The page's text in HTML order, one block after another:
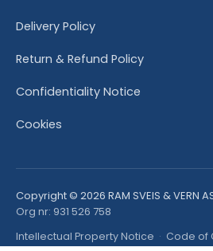
Delivery Policy
Return & Refund Policy
Confidentiality Notice
Cookies
Copyright © 2026 RAM SVEIS & VERN
Org nr: 931 526 758
Intellectual Property Notice · Code of